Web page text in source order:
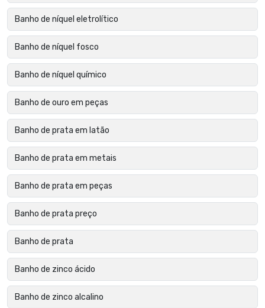
Banho de níquel eletrolítico
Banho de níquel fosco
Banho de níquel químico
Banho de ouro em peças
Banho de prata em latão
Banho de prata em metais
Banho de prata em peças
Banho de prata preço
Banho de prata
Banho de zinco ácido
Banho de zinco alcalino